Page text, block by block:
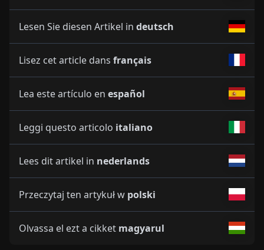
Lesen Sie diesen Artikel in deutsch
Lisez cet article dans français
Lea este artículo en español
Leggi questo articolo italiano
Lees dit artikel in nederlands
Przeczytaj ten artykuł w polski
Olvassa el ezt a cikket magyarul